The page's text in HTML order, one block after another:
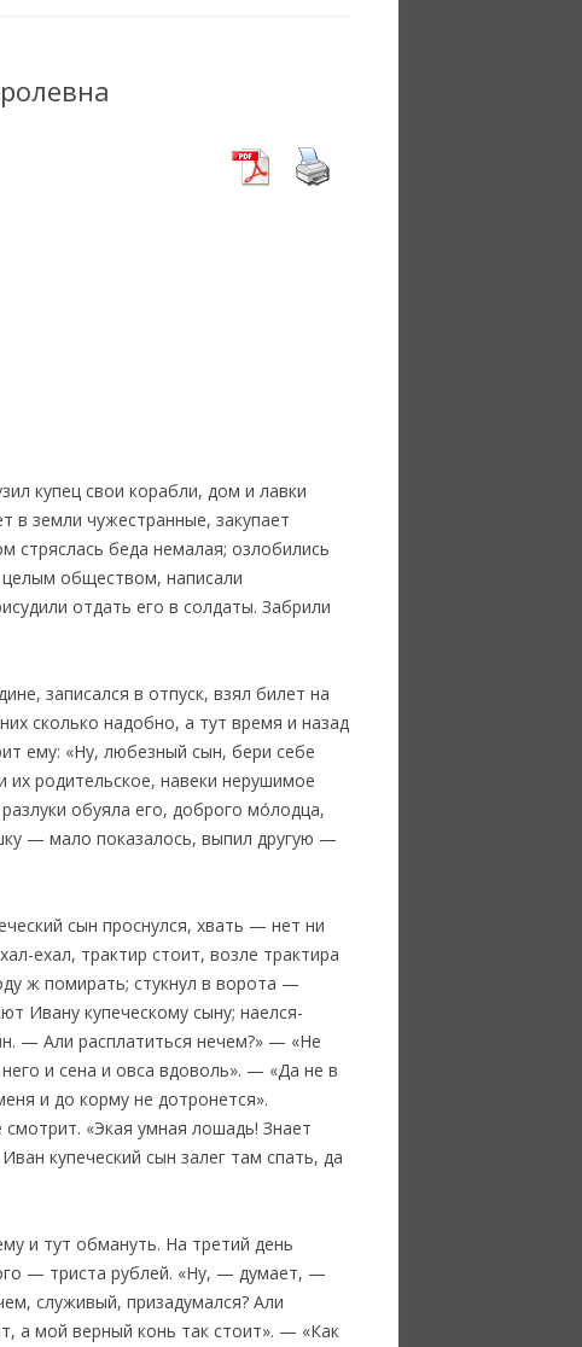
купец свои корабли, дом и лавки
в земли чужестранные, закупает
стряслась беда немалая; озлобились
целым обществом, написали
отдать его в солдаты. Забрили
записался в отпуск, взял билет на
сколько надобно, а тут время и назад
ему: «Ну, любезный сын, бери себе
их родительское, навеки нерушимое
обуяла его, доброго мо́лодца,
— мало показалось, выпил другую —
сын проснулся, хвать — нет ни
ехал, трактир стоит, возле трактира
ж помирать; стукнул в ворота —
Ивану купеческому сыну; наелся-
— Али расплатиться нечем?» — «Не
и сена и овса вдоволь». — «Да не в
и до корму не дотронется».
«Экая умная лошадь! Знает
купеческий сын залег там спать, да
и тут обмануть. На третий день
— триста рублей. «Ну, — думает, —
служивый, призадумался? Али
а мой верный конь так стоит». — «Как